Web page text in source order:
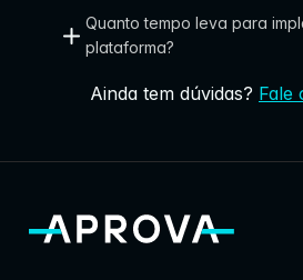
t
r
e
a
m
Quanto tempo leva para
plataforma?
Ainda tem dúvidas? Fale